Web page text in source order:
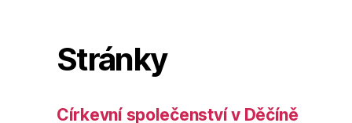
Stránky
Církevní společenství v Děčíně